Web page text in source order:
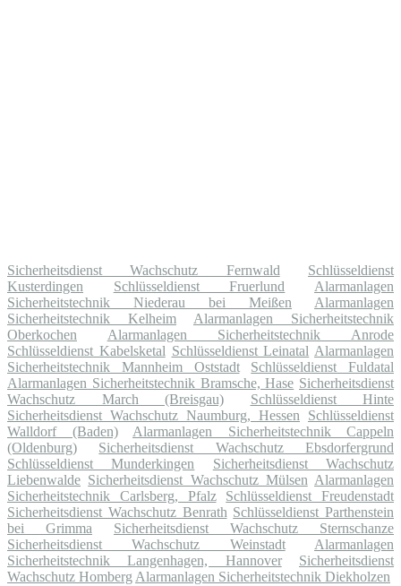
Sicherheitsdienst Wachschutz Fernwald
Schlüsseldienst
Kusterdingen
Schlüsseldienst Fruerlund
Alarmanlagen
Sicherheitstechnik Niederau bei Meißen
Alarmanlagen
Sicherheitstechnik Kelheim
Alarmanlagen Sicherheitstechnik
Oberkochen
Alarmanlagen Sicherheitstechnik Anrode
Schlüsseldienst Kabelsketal Schlüsseldienst Leinatal Alarmanlagen
Sicherheitstechnik Mannheim Oststadt
Schlüsseldienst Fuldatal
Alarmanlagen Sicherheitstechnik Bramsche, Hase Sicherheitsdienst
Wachschutz March (Breisgau)
Schlüsseldienst Hinte
Sicherheitsdienst Wachschutz Naumburg, Hessen
Schlüsseldienst
Walldorf (Baden)
Alarmanlagen Sicherheitstechnik Cappeln
(Oldenburg)
Sicherheitsdienst Wachschutz Ebsdorfergrund
Schlüsseldienst Munderkingen
Sicherheitsdienst Wachschutz
Liebenwalde Sicherheitsdienst Wachschutz Mülsen Alarmanlagen
Sicherheitstechnik Carlsberg, Pfalz
Schlüsseldienst Freudenstadt
Sicherheitsdienst Wachschutz Benrath Schlüsseldienst Parthenstein
bei Grimma
Sicherheitsdienst Wachschutz Sternschanze
Sicherheitsdienst Wachschutz Weinstadt
Alarmanlagen
Sicherheitstechnik Langenhagen, Hannover
Sicherheitsdienst
Wachschutz Homberg Alarmanlagen Sicherheitstechnik Diekholzen